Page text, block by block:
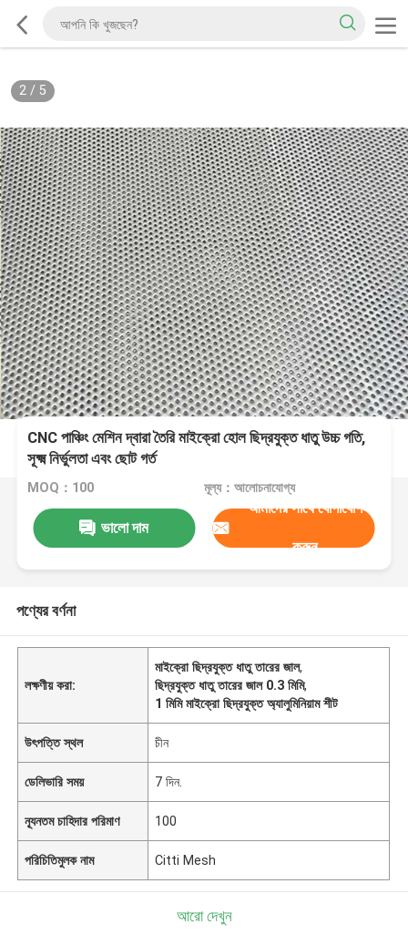
2/ 5
CNC পাঞ্চিং মেশিন দ্বারা তৈরি মাইক্রো হোল ছিদ্রযুক্ত ধাতু উচ্চ গতি,
সূক্ষ্ম নির্ভুলতা এবং ছোট গর্ত
MOQ：100 মূল্য：আলোচনাযোগ্য
ভালো দাম
আমাদের সাথে যোগাযোগ
করুন
পণ্যের বর্ণনা
লক্ষণীয় করা:
মাইক্রো ছিদ্রযুক্ত ধাতু তারের জাল,
ছিদ্রযুক্ত ধাতু তারের জাল 0.3 মিমি,
1 মিমি মাইক্রো ছিদ্রযুক্ত অ্যালুমিনিয়াম শীট
উৎপত্তি স্থল চীন
ডেলিভারি সময় 7 দিন.
ন্যূনতম চাহিদার পরিমাণ 100
পরিচিতিমুলক নাম Citti Mesh
আরো দেখুন